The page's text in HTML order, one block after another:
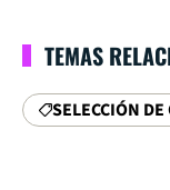
TEMAS
SELECCIÓN